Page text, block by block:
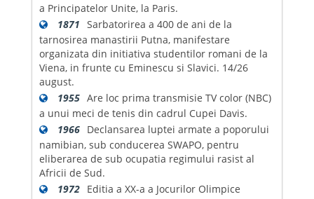
a Principatelor Unite, la Paris.
1871 Sarbatorirea a 400 de ani de la
tarnosirea manastirii Putna, manifestare
organizata din initiativa studentilor romani de la
Viena, in frunte cu Eminescu si Slavici. 14/26
august.
1955 Are loc prima transmisie TV color (NBC)
a unui meci de tenis din cadrul Cupei Davis.
1966 Declansarea luptei armate a poporului
namibian, sub conducerea SWAPO, pentru
eliberarea de sub ocupatia regimului rasist al
Africii de Sud.
1972 Editia a XX-a a Jocurilor Olimpice